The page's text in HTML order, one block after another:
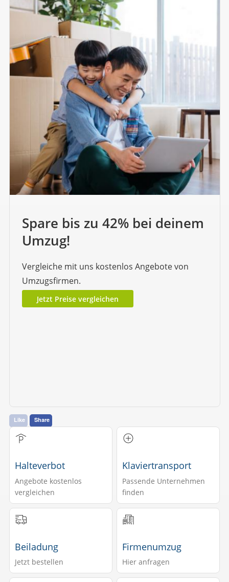
Spare bis zu 42% bei deinem
Umzug!
Vergleiche mit uns kostenlos Angebote von
Umzugsfirmen.
Jetzt Preise vergleichen
Like Share
Halteverbot
Angebote kostenlos
vergleichen
Klaviertransport
Passende Unternehmen
finden
Beiladung
Jetzt bestellen
Firmenumzug
Hier anfragen